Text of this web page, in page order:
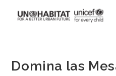
Domina las